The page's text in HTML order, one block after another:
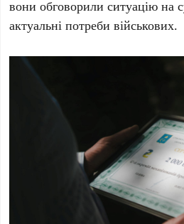
вони обговорили ситуацію на
актуальні потреби військових.